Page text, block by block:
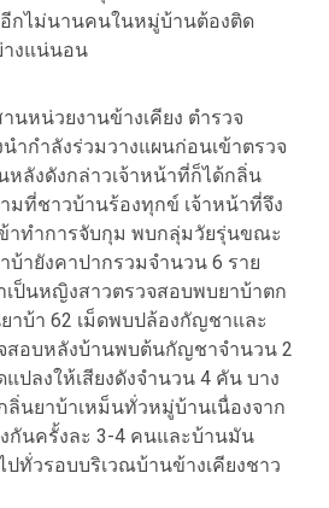
กไม่นานคนในหมู่บ้านต้องติด
งแน่นอน
นหน่วยงานข้างเคียง ตำรวจ
ำกำลังร่วมวางแผนก่อนเข้าตรวจ
หลังดังกล่าวเจ้าหน้าที่ก็ได้กลิ่น
มที่ชาวบ้านร้องทุกข์ เจ้าหน้าที่จึง
ทำการจับกุม พบกลุ่มวัยรุ่นขณะ
บ้ายังคาปากรวมจำนวน 6 ราย
เป็นหญิงสาวตรวจสอบพบยาบ้าตก
าบ้า 62 เม็ดพบปล้องกัญชาและ
สอบหลังบ้านพบต้นกัญชาจำนวน 2
ปลงให้เสียงดังจำนวน 4 คัน บาง
นยาบ้าเหม็นทั่วหมู่บ้านเนื่องจาก
กันครั้งละ 3-4 คนและบ้านมัน
ทั่วรอบบริเวณบ้านข้างเคียงชาว